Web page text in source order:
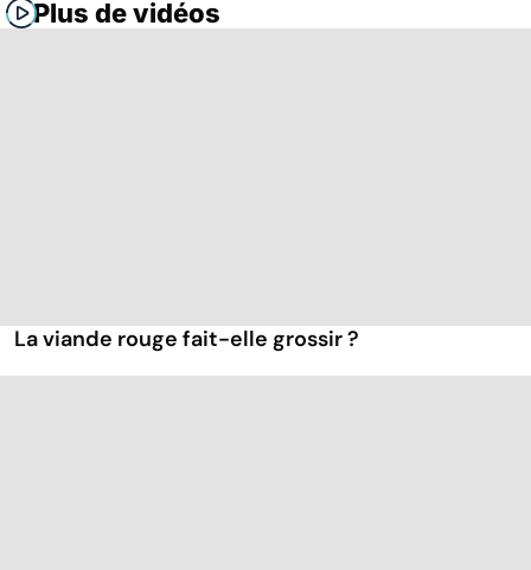
Plus de vidéos
La viande rouge fait-elle grossir ?